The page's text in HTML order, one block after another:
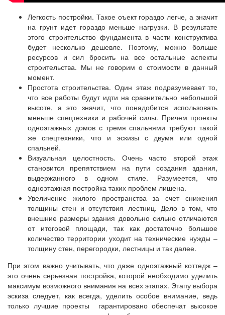
Легкость постройки. Такое оъект гораздо легче, а значит
на грунт идет гораздо меньше нагрузки. В результате
этого строительство фундамента в части конструктива
будет несколько дешевле. Поэтому, можно больше
ресурсов и сил бросить на все остальные аспекты
строительства. Мы не говорим о стоимости в данный
момент.
Простота строительства. Один этаж подразумевает то,
что все работы будут идти на сравнительно небольшой
высоте, а это значит, что понадобится использовать
меньше спецтехники и рабочей силы. Причем проекты
одноэтажных домов с тремя спальнями требуют такой
же спецтехники, что и эскизы с двумя или одной
спальней.
Визуальная целостность. Очень часто второй этаж
становится препятствием на пути создания здания,
выдержанного в одном стиле. Разумеется, что
одноэтажная постройка таких проблем лишена.
Увеличение жилого пространства за счет снижения
толщины стен и отсутствия лестниц. Дело в том, что
внешние размеры здания довольно сильно отличаются
от итоговой площади, так как достаточно большое
количество территории уходит на технические нужды –
толщину стен, перегородки, лестницы и так далее.
При этом важно учитывать, что даже одноэтажный коттедж –
это очень серьезная постройка, которой необходимо уделить
максимум возможного внимания на всех этапах. Этапу выбора
эскиза следует, как всегда, уделить особое внимание, ведь
только лучшие проекты гарантировано обеспечат высокое